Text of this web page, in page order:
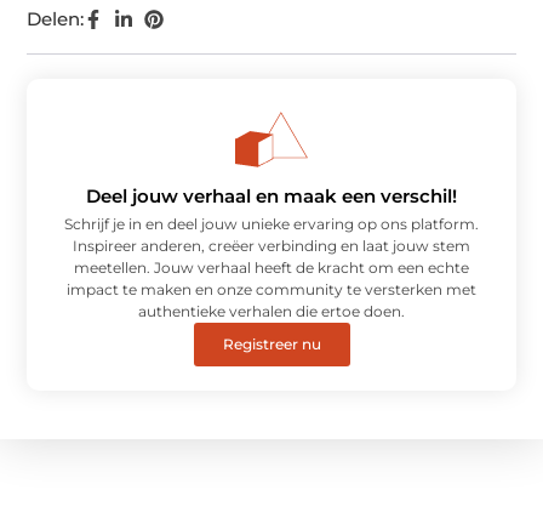
Delen:
Deel jouw verhaal en maak een verschil!
Schrijf je in en deel jouw unieke ervaring op ons platform.
Inspireer anderen, creëer verbinding en laat jouw stem
meetellen. Jouw verhaal heeft de kracht om een echte
impact te maken en onze community te versterken met
authentieke verhalen die ertoe doen.
Registreer nu